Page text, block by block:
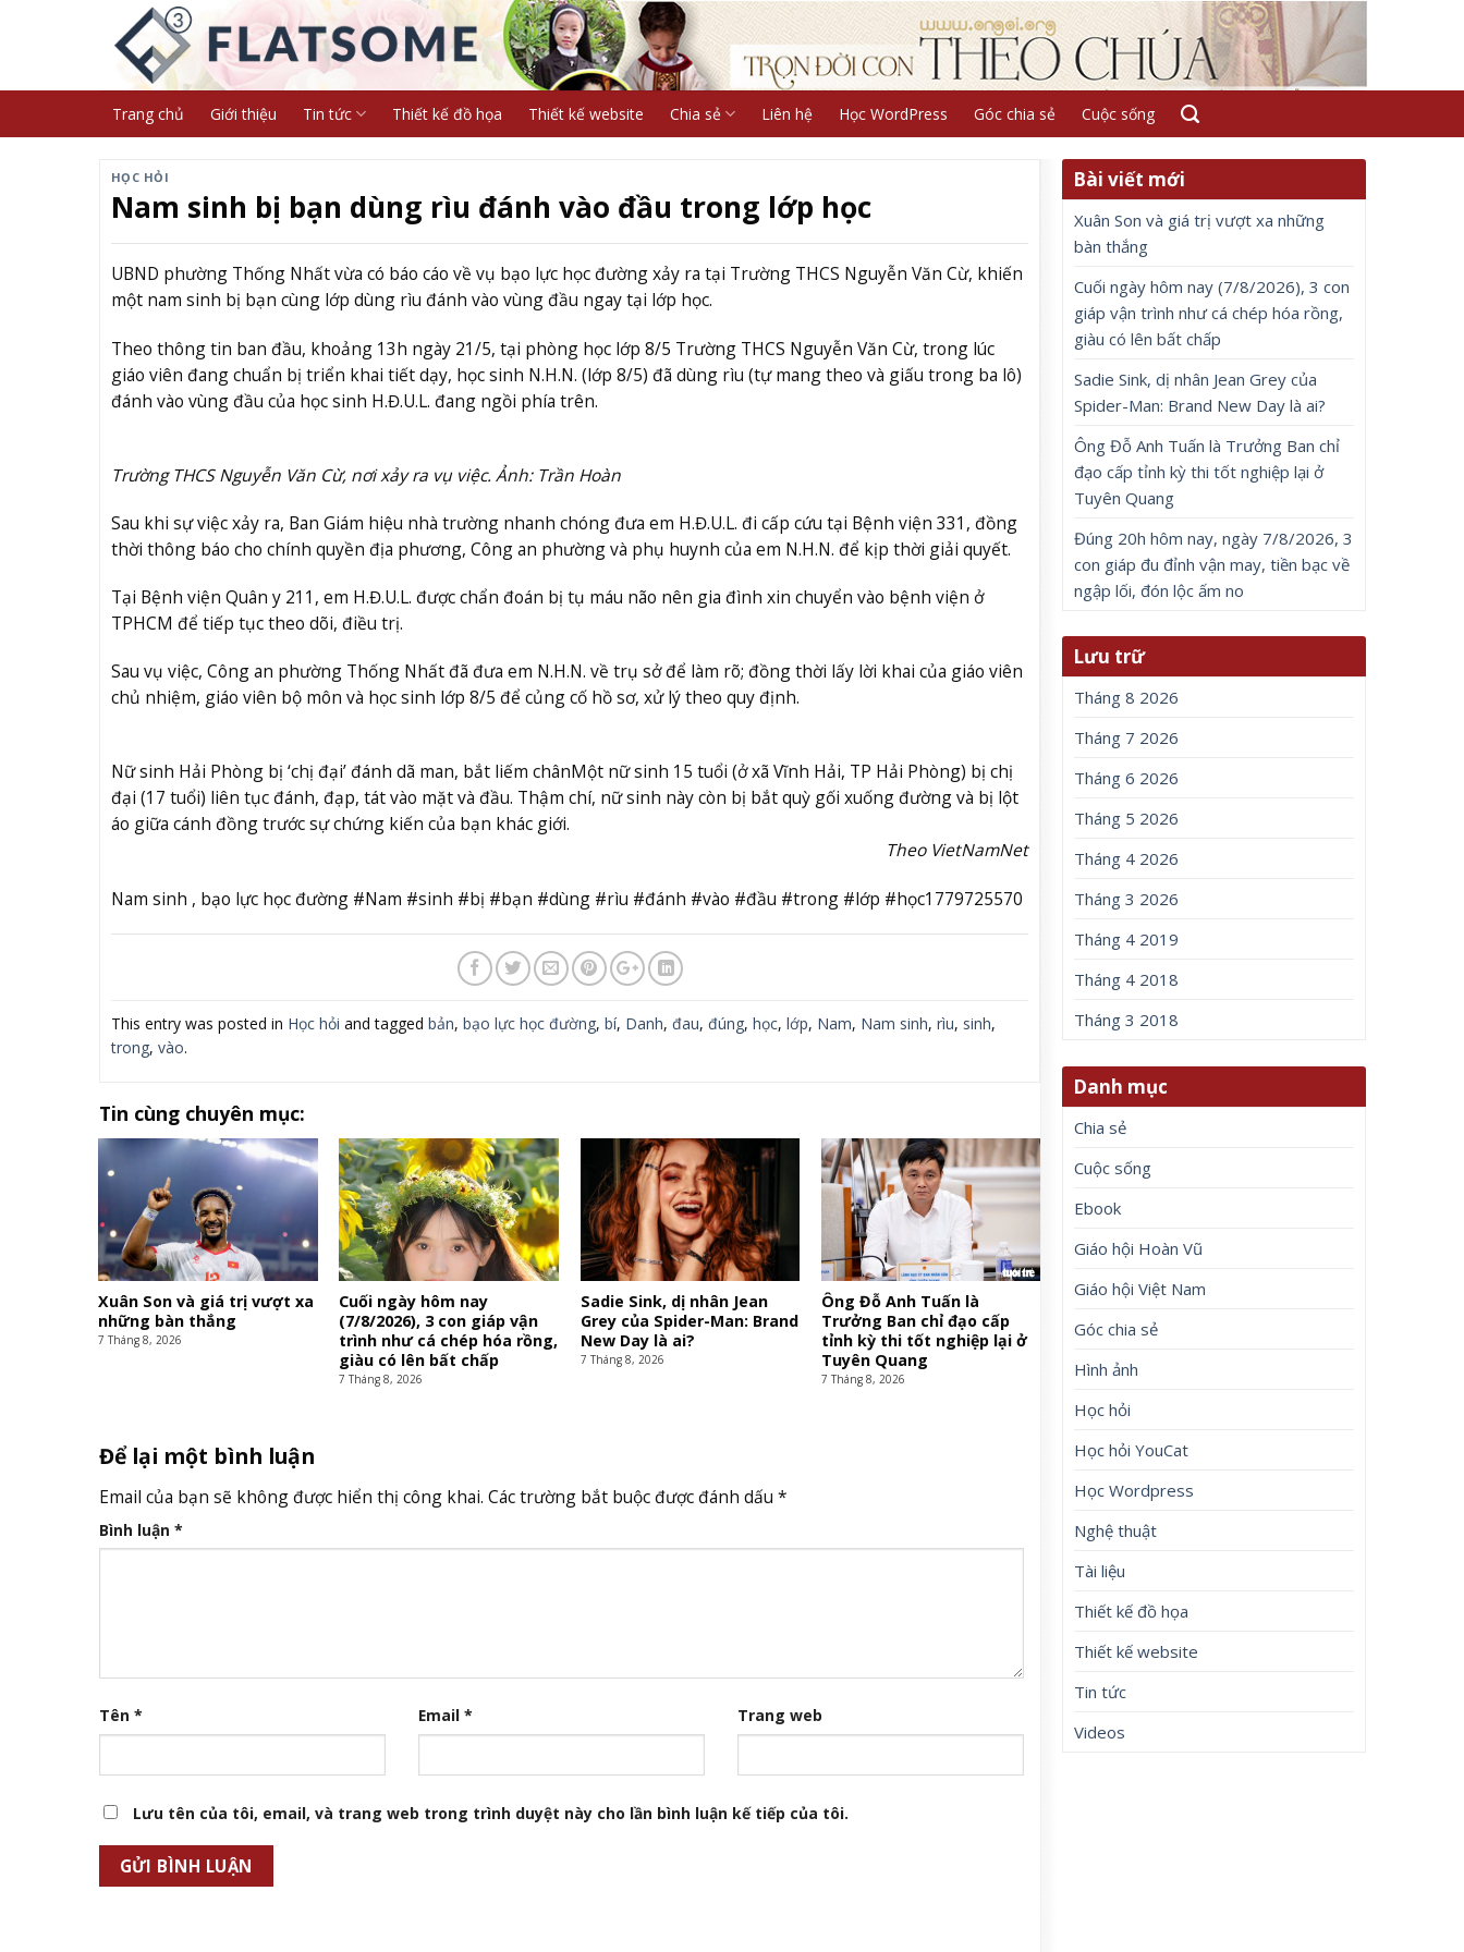
Trang chủ Giới thiệu Tin tức Thiết kế đồ họa Thiết kế website Chia sẻ Liên hệ Học WordPress Góc chia sẻ Cuộc sống
HỌC HỎI
Nam sinh bị bạn dùng rìu đánh vào đầu trong lớp học
UBND phường Thống Nhất vừa có báo cáo về vụ bạo lực học đường xảy ra tại Trường THCS Nguyễn Văn Cừ, khiến
một nam sinh bị bạn cùng lớp dùng rìu đánh vào vùng đầu ngay tại lớp học.
Theo thông tin ban đầu, khoảng 13h ngày 21/5, tại phòng học lớp 8/5 Trường THCS Nguyễn Văn Cừ, trong lúc
giáo viên đang chuẩn bị triển khai tiết dạy, học sinh N.H.N. (lớp 8/5) đã dùng rìu (tự mang theo và giấu trong ba lô)
đánh vào vùng đầu của học sinh H.Đ.U.L. đang ngồi phía trên.
Trường THCS Nguyễn Văn Cừ, nơi xảy ra vụ việc. Ảnh: Trần Hoàn
Sau khi sự việc xảy ra, Ban Giám hiệu nhà trường nhanh chóng đưa em H.Đ.U.L. đi cấp cứu tại Bệnh viện 331, đồng
thời thông báo cho chính quyền địa phương, Công an phường và phụ huynh của em N.H.N. để kịp thời giải quyết.
Tại Bệnh viện Quân y 211, em H.Đ.U.L. được chẩn đoán bị tụ máu não nên gia đình xin chuyển vào bệnh viện ở
TPHCM để tiếp tục theo dõi, điều trị.
Sau vụ việc, Công an phường Thống Nhất đã đưa em N.H.N. về trụ sở để làm rõ; đồng thời lấy lời khai của giáo viên
chủ nhiệm, giáo viên bộ môn và học sinh lớp 8/5 để củng cố hồ sơ, xử lý theo quy định.
Nữ sinh Hải Phòng bị ‘chị đại’ đánh dã man, bắt liếm chânMột nữ sinh 15 tuổi (ở xã Vĩnh Hải, TP Hải Phòng) bị chị
đại (17 tuổi) liên tục đánh, đạp, tát vào mặt và đầu. Thậm chí, nữ sinh này còn bị bắt quỳ gối xuống đường và bị lột
áo giữa cánh đồng trước sự chứng kiến của bạn khác giới.
Theo VietNamNet
Nam sinh , bạo lực học đường #Nam #sinh #bị #bạn #dùng #rìu #đánh #vào #đầu #trong #lớp #học1779725570
This entry was posted in Học hỏi and tagged bản, bạo lực học đường, bí, Danh, đau, đúng, học, lớp, Nam, Nam sinh, rìu, sinh,
trong, vào.
Tin cùng chuyên mục:
Xuân Son và giá trị vượt xa
những bàn thắng
7 Tháng 8, 2026
Cuối ngày hôm nay
(7/8/2026), 3 con giáp vận
trình như cá chép hóa rồng,
giàu có lên bất chấp
7 Tháng 8, 2026
Sadie Sink, dị nhân Jean
Grey của Spider-Man: Brand
New Day là ai?
7 Tháng 8, 2026
Ông Đỗ Anh Tuấn là
Trưởng Ban chỉ đạo cấp
tỉnh kỳ thi tốt nghiệp lại ở
Tuyên Quang
7 Tháng 8, 2026
Để lại một bình luận
Email của bạn sẽ không được hiển thị công khai. Các trường bắt buộc được đánh dấu *
Bình luận *
Tên * Email * Trang web
Lưu tên của tôi, email, và trang web trong trình duyệt này cho lần bình luận kế tiếp của tôi.
Bài viết mới
Xuân Son và giá trị vượt xa những
bàn thắng
Cuối ngày hôm nay (7/8/2026), 3 con
giáp vận trình như cá chép hóa rồng,
giàu có lên bất chấp
Sadie Sink, dị nhân Jean Grey của
Spider-Man: Brand New Day là ai?
Ông Đỗ Anh Tuấn là Trưởng Ban chỉ
đạo cấp tỉnh kỳ thi tốt nghiệp lại ở
Tuyên Quang
Đúng 20h hôm nay, ngày 7/8/2026, 3
con giáp đu đỉnh vận may, tiền bạc về
ngập lối, đón lộc ấm no
Lưu trữ
Tháng 8 2026
Tháng 7 2026
Tháng 6 2026
Tháng 5 2026
Tháng 4 2026
Tháng 3 2026
Tháng 4 2019
Tháng 4 2018
Tháng 3 2018
Danh mục
Chia sẻ
Cuộc sống
Ebook
Giáo hội Hoàn Vũ
Giáo hội Việt Nam
Góc chia sẻ
Hình ảnh
Học hỏi
Học hỏi YouCat
Học Wordpress
Nghệ thuật
Tài liệu
Thiết kế đồ họa
Thiết kế website
Tin tức
Videos